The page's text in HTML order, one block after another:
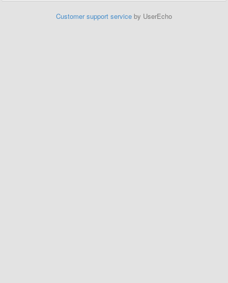
Customer support service by UserEcho